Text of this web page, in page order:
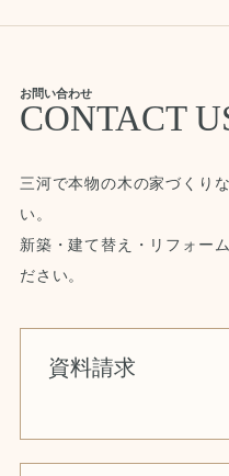
お問い合わせ
CONTACT
三河で本物の木の家づくり
い。
新築・建て替え・リフォー
ださい。
資料請求